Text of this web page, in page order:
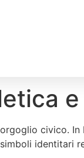
e
civico.
identitari